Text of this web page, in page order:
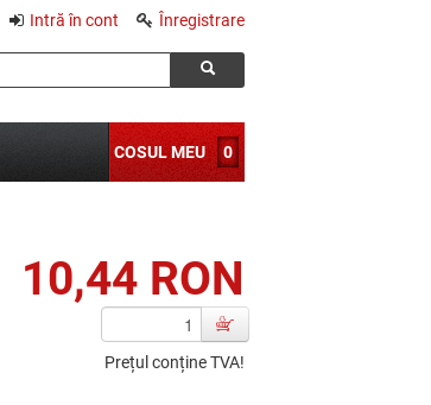
Înregistrare
Intră în cont
COSUL MEU 0
10,44 RON
Prețul conține TVA!